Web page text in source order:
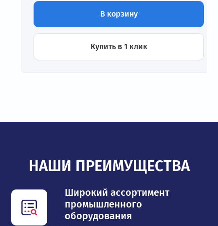
В корзину
Купить в 1 клик
НАШИ ПРЕИМУЩЕСТВА
Широкий ассортимент
промышленного
оборудования